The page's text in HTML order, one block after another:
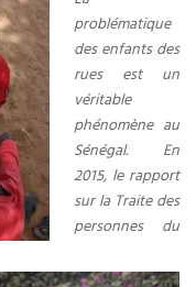
problématique
des enfants des
rues est un
véritable
phénomène au
Sénégal. En
2015, le rapport
sur la Traite des
personnes du